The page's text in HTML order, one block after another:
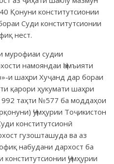
Қонуни конститутсионии
Суди конститутсионии
нест.
мурофиаи судии
намояндаи Ҷамъияти
и шаҳри Хуҷанд дар бораи
қарори ҳукумати шаҳри
таҳти №577 ба моддаҳои
Ҷумҳурии Тоҷикистон
конститутсионӣ
гузошташуда ва аз
набудани дархост ба
Ҷумҳурии